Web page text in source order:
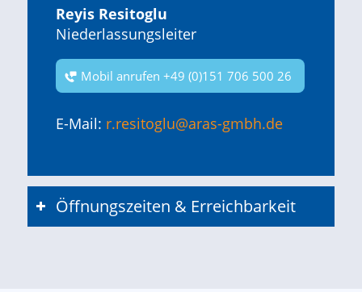
Reyis Resitoglu
Niederlassungsleiter
Mobil anrufen +49 (0)151 706 500 26
E-Mail: r.resitoglu@aras-gmbh.de
Öffnungszeiten & Erreichbarkeit